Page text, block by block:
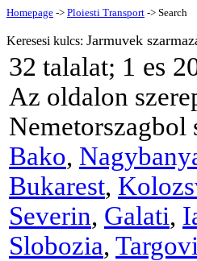
Homepage -> Ploiesti Transport -> Search
Keresesi kulcs: Jarmuvek
32 talalat; 1 es
Az oldalon
Bako,
Bukarest,
Severin, Galati,
Slobozia,